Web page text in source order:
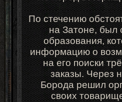
По стечению
на Затоне, был
образования,
информацию о
на его поиски
заказы. Через
Борода решил
своих